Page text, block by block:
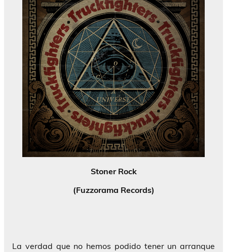
Stoner Rock
(Fuzzorama Records)
La verdad que no hemos podido tener un arranque